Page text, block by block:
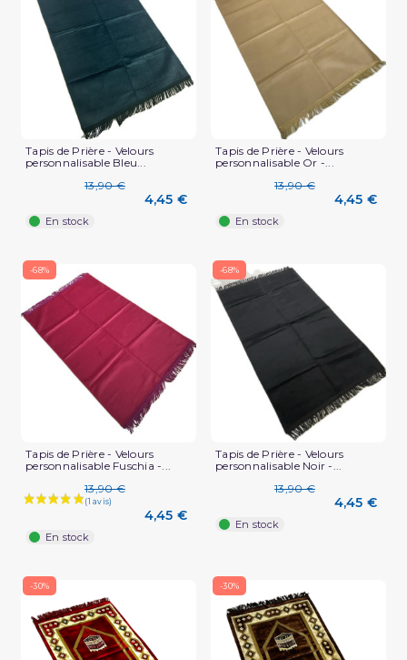
(5 avis)
Tapis de Prière - Velours
personnalisable Bleu...
13,90 €
4,45 €
En stock
Tapis de Prière - Velours
personnalisable Or -...
13,90 €
4,45 €
En stock
-68%
Tapis de Prière - Velours
personnalisable Fuschia -...
13,90 €
4,45 €
En stock
-68%
Tapis de Prière - Velours
personnalisable Noir -...
13,90 €
4,45 €
En stock
-30% -30%